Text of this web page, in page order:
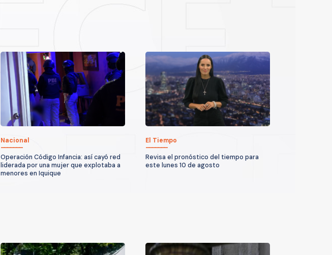
Nacional
Operación Código Infancia: así cayó red
liderada por una mujer que explotaba a
menores en Iquique
El Tiempo
Revisa el pronóstico del tiempo para
este lunes 10 de agosto